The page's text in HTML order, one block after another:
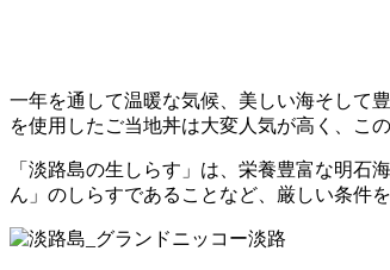
一年を通して温暖な気候、美しい海そして
を使用したご当地丼は大変人気が高く、こ
「淡路島の生しらす」は、栄養豊富な明
ん」のしらすであることなど、厳しい条件